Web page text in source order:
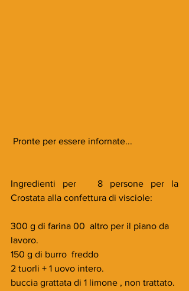
Pronte per essere infornate...
Ingredienti per   8 persone per la
Crostata alla confettura di visciole:
300 g di farina 00  altro per il piano da
lavoro.
150 g di burro  freddo
2 tuorli + 1 uovo intero.
buccia grattata di 1 limone , non trattato.